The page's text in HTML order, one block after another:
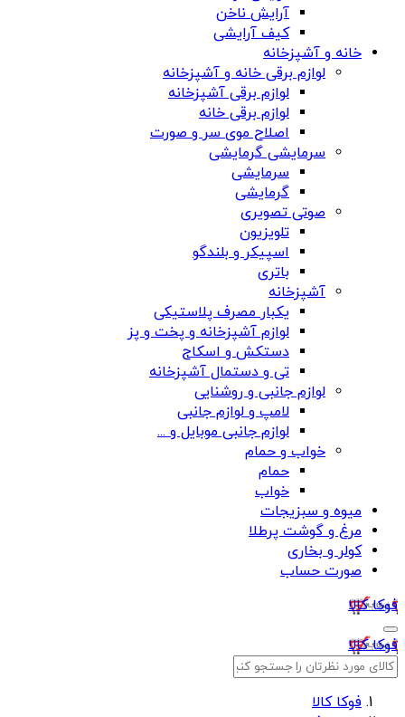
آرایش ناخن
کیف آرایشی
خانه و آشپزخانه
لوازم برقی خانه و آشپزخانه
لوازم برقی آشپزخانه
لوازم برقی خانه
اصلاح موی سر و صورت
سرمایشی گرمایشی
سرمایشی
گرمایشی
صوتی تصویری
تلویزیون
اسپیکر و بلندگو
باتری
آشپزخانه
یکبار مصرف پلاستیکی
لوازم آشپزخانه و پخت و پز
دستکش و اسکاج
تی و دستمال آشپزخانه
لوازم جانبی و روشنایی
لامپ و لوازم جانبی
لوازم جانبی موبایل و ...
خواب و حمام
حمام
خواب
میوه و سبزیجات
مرغ و گوشت پرطلا
کولر و بخاری
صورت حساب
فوکا کالا
فوکا کالا
فوکا کالا